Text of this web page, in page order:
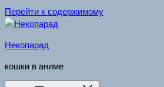
Перейти к содержимому
Некопарад
кошки в аниме